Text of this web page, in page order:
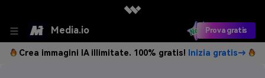
Media.io Prova gratis
Crea immagini IA illimitate. 100% gratis! Inizia gratis→